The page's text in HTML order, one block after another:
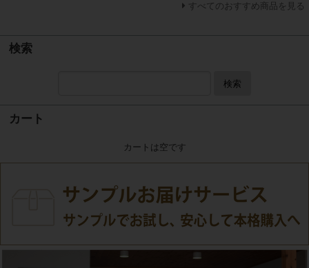
すべてのおすすめ商品を見る
検索
検索
カート
カートは空です